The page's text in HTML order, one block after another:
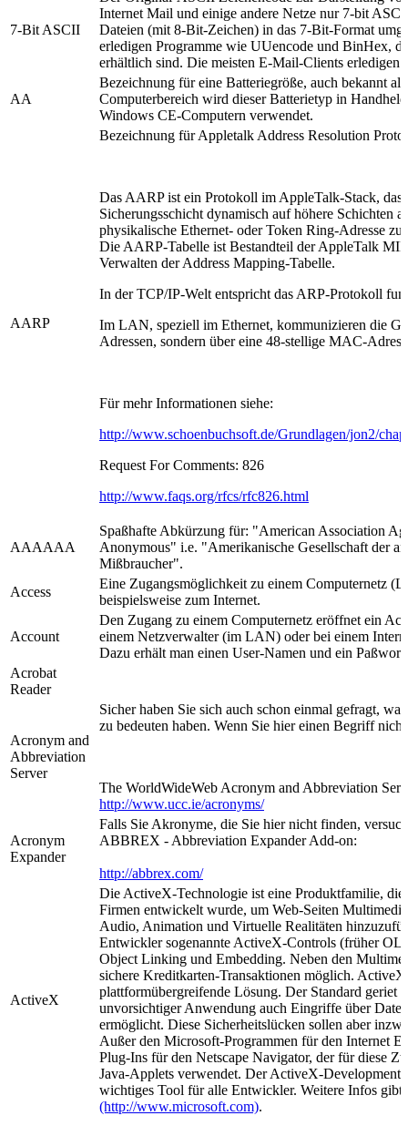
7-Bit ASCII
Internet Mail und einige andere Netze nur 7-bit
Dateien (mit 8-Bit-Zeichen) in das 7-Bit-Format
erledigen Programme wie UUencode und BinHex,
erhältlich sind. Die meisten E-Mail-Clients erledigen
AA
Bezeichnung für eine Batteriegröße, auch bekannt
Computerbereich wird dieser Batterietyp in
Windows CE-Computern verwendet.
AARP
Bezeichnung für Appletalk Address Resolution
Das AARP ist ein Protokoll im AppleTalk-Stack, das
Sicherungsschicht dynamisch auf höhere Schichten
physikalische Ethernet- oder Token Ring-Adresse
Die AARP-Tabelle ist Bestandteil der AppleTalk
Verwalten der Address Mapping-Tabelle.
In der TCP/IP-Welt entspricht das ARP-Protokoll
Im LAN, speziell im Ethernet, kommunizieren die
Adressen, sondern über eine 48-stellige MAC-
Für mehr Informationen siehe:
http://www.schoenbuchsoft.de/Grundlagen/jon2/
Request For Comments: 826
http://www.faqs.org/rfcs/rfc826.html
AAAAAA
Spaßhafte Abkürzung für: "American Association
Anonymous" i.e. "Amerikanische Gesellschaft der
Mißbraucher".
Access
Eine Zugangsmöglichkeit zu einem Computernetz
beispielsweise zum Internet.
Account
Den Zugang zu einem Computernetz eröffnet ein
einem Netzverwalter (im LAN) oder bei einem
Dazu erhält man einen User-Namen und ein
Acrobat
Reader
Acronym and
Abbreviation
Server
Sicher haben Sie sich auch schon einmal gefragt,
zu bedeuten haben. Wenn Sie hier einen Begriff
The WorldWideWeb Acronym and Abbreviation
http://www.ucc.ie/acronyms/
Acronym
Expander
Falls Sie Akronyme, die Sie hier nicht finden,
ABBREX - Abbreviation Expander Add-on:
http://abbrex.com/
ActiveX
Die ActiveX-Technologie ist eine Produktfamilie,
Firmen entwickelt wurde, um Web-Seiten
Audio, Animation und Virtuelle Realitäten
Entwickler sogenannte ActiveX-Controls (früher
Object Linking und Embedding. Neben den
sichere Kreditkarten-Transaktionen möglich. ActiveX
plattformübergreifende Lösung. Der Standard geriet
unvorsichtiger Anwendung auch Eingriffe über
ermöglicht. Diese Sicherheitslücken sollen aber
Außer den Microsoft-Programmen für den Internet
Plug-Ins für den Netscape Navigator, der für diese
Java-Applets verwendet. Der ActiveX-
wichtiges Tool für alle Entwickler. Weitere Infos gibt
(http://www.microsoft.com).